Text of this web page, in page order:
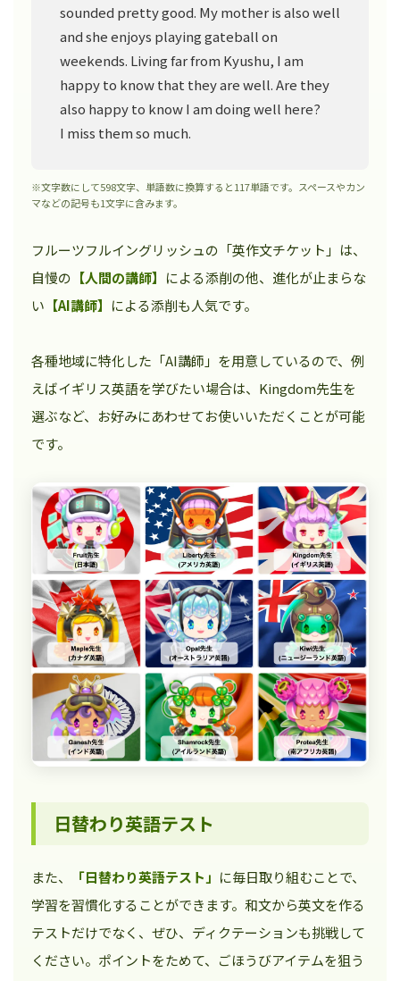
sounded pretty good. My mother is also well
and she enjoys playing gateball on
weekends. Living far from Kyushu, I am
happy to know that they are well. Are they
also happy to know I am doing well here?
I miss them so much.
※文字数にして598文字、単語数に換算すると117単語です。スペースやカン
マなどの記号も1文字に含みます。
フルーツフルイングリッシュの「英作文チケット」は、
自慢の 【人間の講師】 による添削の他、進化が止まらな
い 【AI講師】 による添削も人気です。
各種地域に特化した「AI講師」を用意しているので、例
えばイギリス英語を学びたい場合は、Kingdom先生を
選ぶなど、お好みにあわせてお使いいただくことが可能
です。
日替わり英語テスト
また、 「日替わり英語テスト」 に毎日取り組むことで、
学習を習慣化することができます。和文から英文を作る
テストだけでなく、ぜひ、ディクテーションも挑戦して
ください。ポイントをためて、ごほうびアイテムを狙う